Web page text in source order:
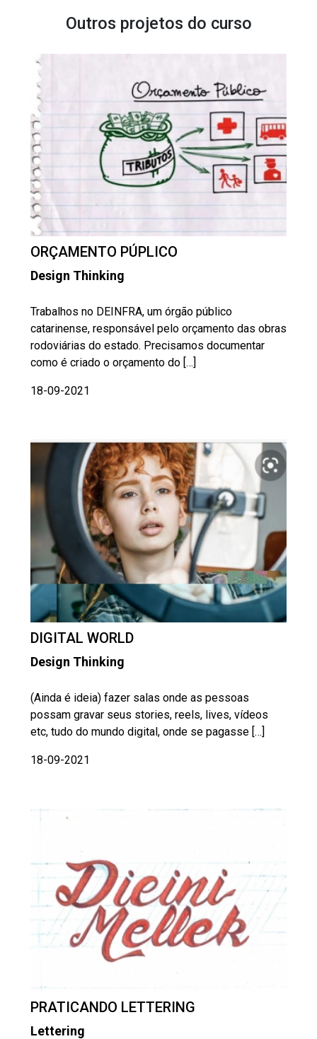
Outros projetos do curso
ORÇAMENTO PÚPLICO
Design Thinking
Trabalhos no DEINFRA, um órgão público
catarinense, responsável pelo orçamento das obras
rodoviárias do estado. Precisamos documentar
como é criado o orçamento do […]
18-09-2021
DIGITAL WORLD
Design Thinking
(Ainda é ideia) fazer salas onde as pessoas
possam gravar seus stories, reels, lives, vídeos
etc, tudo do mundo digital, onde se pagasse […]
18-09-2021
PRATICANDO LETTERING
Lettering